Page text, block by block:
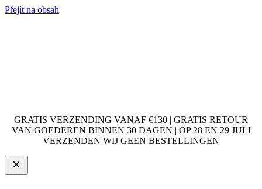
Přejít na obsah
GRATIS VERZENDING VANAF €130 | GRATIS RETOUR
VAN GOEDEREN BINNEN 30 DAGEN | OP 28 EN 29 JULI
VERZENDEN WIJ GEEN BESTELLINGEN